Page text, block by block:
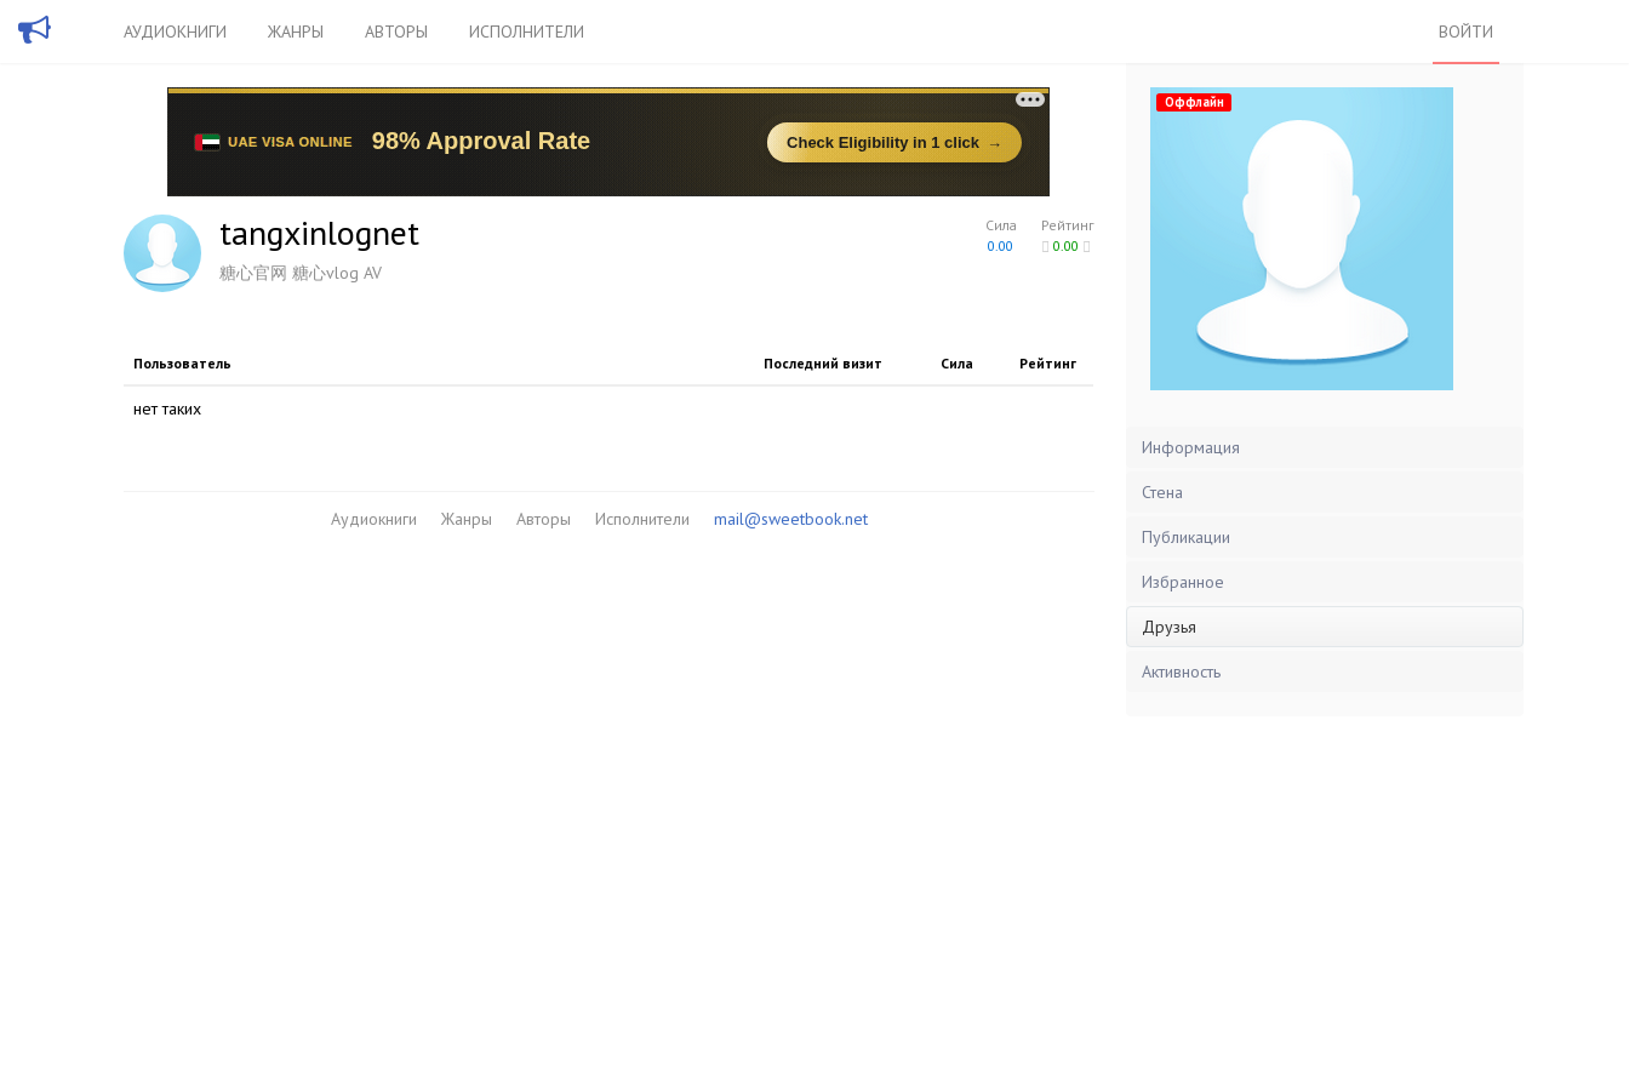
АУДИОКНИГИ ЖАНРЫ АВТОРЫ ИСПОЛНИТЕЛИ ВОЙТИ
Рейтинг
0.00
Сила
0.00
tangxinlognet
糖心官网 糖心vlog AV
Пользователь Последний визит Сила Рейтинг
нет таких
Аудиокниги Жанры Авторы Исполнители mail@sweetbook.net
Оффлайн
Информация
Стена
Публикации
Избранное
Друзья
Активность